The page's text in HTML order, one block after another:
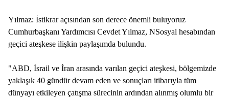
Yılmaz: İstikrar açısından son derece önemli buluyoruz
Cumhurbaşkanı Yardımcısı Cevdet Yılmaz, NSosyal hesabından
geçici ateşkese ilişkin paylaşımda bulundu.
"ABD, İsrail ve İran arasında varılan geçici ateşkesi, bölgemizde
yaklaşık 40 gündür devam eden ve sonuçları itibarıyla tüm
dünyayı etkileyen çatışma sürecinin ardından alınmış olumlu bir